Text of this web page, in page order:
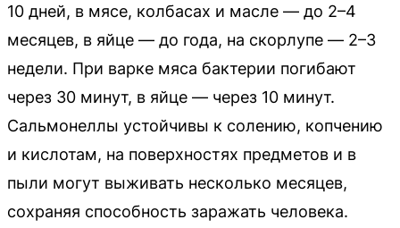
10 дней, в мясе, колбасах и масле — до 2–4
месяцев, в яйце — до года, на скорлупе — 2–3
недели. При варке мяса бактерии погибают
через 30 минут, в яйце — через 10 минут.
Сальмонеллы устойчивы к солению, копчению
и кислотам, на поверхностях предметов и в
пыли могут выживать несколько месяцев,
сохраняя способность заражать человека.